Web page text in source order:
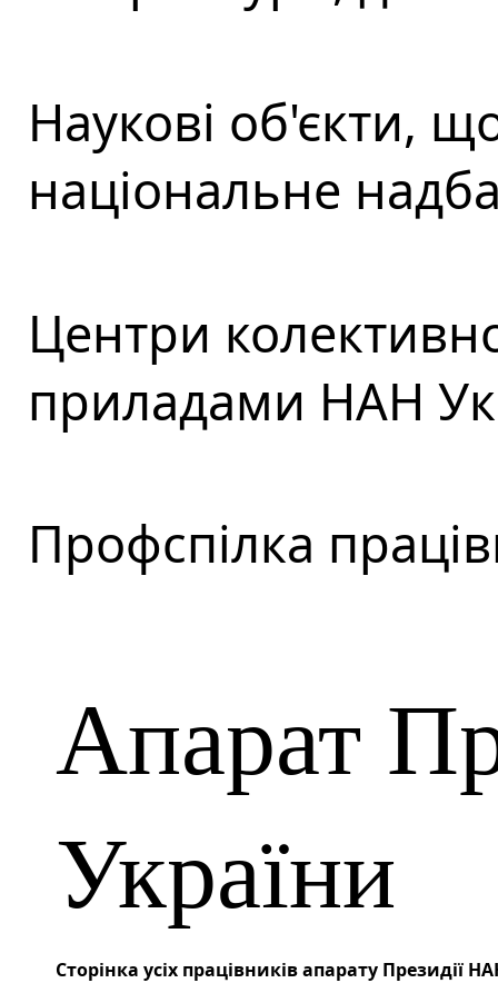
Наукові об'єкти​,
національне
Центри
приладами НАН
Профспілка
Апарат
України
Сторінка усіх працівників апарату Президії